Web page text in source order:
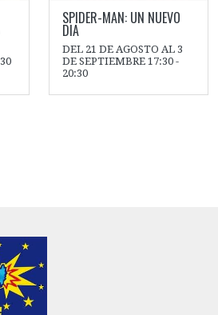
SPIDER-MAN: UN NUEVO
DIA
DEL 21 DE AGOSTO AL 3
DE SEPTIEMBRE 17:30 -
20:30